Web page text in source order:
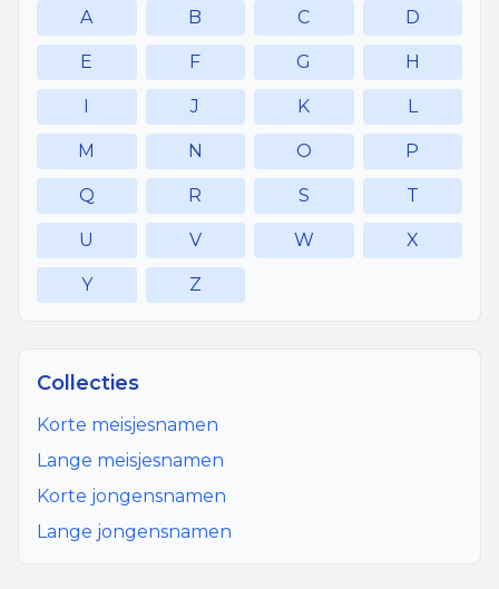
A B C D
E F G H
I J K L
M N O P
Q R S T
U V W X
Y Z
Collecties
Korte meisjesnamen
Lange meisjesnamen
Korte jongensnamen
Lange jongensnamen